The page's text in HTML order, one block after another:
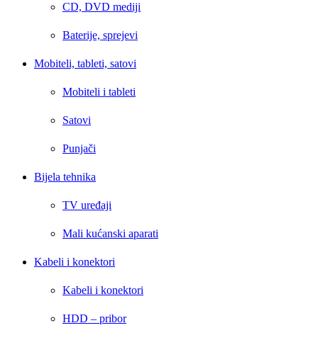
CD, DVD mediji
Baterije, sprejevi
Mobiteli, tableti, satovi
Mobiteli i tableti
Satovi
Punjači
Bijela tehnika
TV uređaji
Mali kućanski aparati
Kabeli i konektori
Kabeli i konektori
HDD – pribor